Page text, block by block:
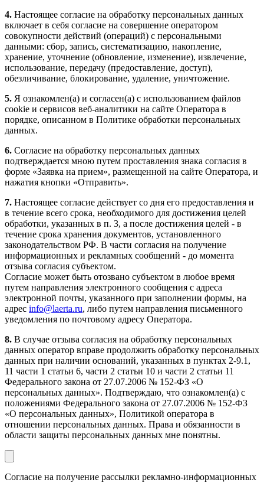
4. Настоящее согласие на обработку персональных данных
включает в себя согласие на совершение оператором
совокупности действий (операций) с персональными
данными: сбор, запись, систематизацию, накопление,
хранение, уточнение (обновление, изменение), извлечение,
использование, передачу (предоставление, доступ),
обезличивание, блокирование, удаление, уничтожение.
5. Я ознакомлен(а) и согласен(а) с использованием файлов
cookie и сервисов веб-аналитики на сайте Оператора в
порядке, описанном в Политике обработки персональных
данных.
6. Согласие на обработку персональных данных
подтверждается мною путем проставления знака согласия в
форме «Заявка на прием», размещенной на сайте Оператора, и
нажатия кнопки «Отправить».
7. Настоящее согласие действует со дня его предоставления и
в течение всего срока, необходимого для достижения целей
обработки, указанных в п. 3, а после достижения целей - в
течение срока хранения документов, установленного
законодательством РФ. В части согласия на получение
информационных и рекламных сообщений - до момента
отзыва согласия субъектом.
Согласие может быть отозвано субъектом в любое время
путем направления электронного сообщения с адреса
электронной почты, указанного при заполнении формы, на
адрес info@laerta.ru, либо путем направления письменного
уведомления по почтовому адресу Оператора.
8. В случае отзыва согласия на обработку персональных
данных оператор вправе продолжить обработку персональных
данных при наличии оснований, указанных в пунктах 2-9.1,
11 части 1 статьи 6, части 2 статьи 10 и части 2 статьи 11
Федерального закона от 27.07.2006 № 152-ФЗ «О
персональных данных». Подтверждаю, что ознакомлен(а) с
положениями Федерального закона от 27.07.2006 № 152-ФЗ
«О персональных данных», Политикой оператора в
отношении персональных данных. Права и обязанности в
области защиты персональных данных мне понятны.
Согласие на получение рассылки рекламно-информационных